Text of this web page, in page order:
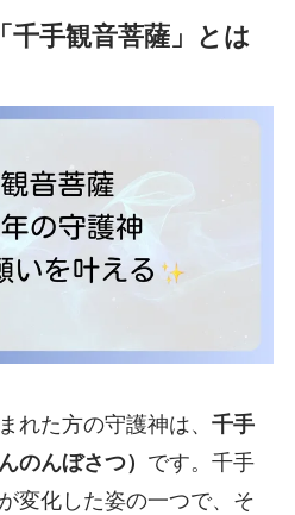
千手観音菩薩」とは
れた方の守護神は、 千手
のんぼさつ） です。千手
変化した姿の一つで、そ